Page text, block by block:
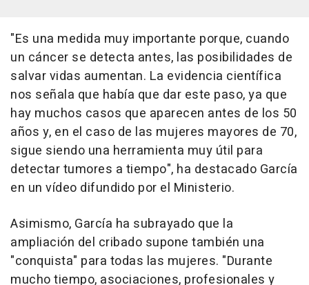
"Es una medida muy importante porque, cuando
un cáncer se detecta antes, las posibilidades de
salvar vidas aumentan. La evidencia científica
nos señala que había que dar este paso, ya que
hay muchos casos que aparecen antes de los 50
años y, en el caso de las mujeres mayores de 70,
sigue siendo una herramienta muy útil para
detectar tumores a tiempo", ha destacado García
en un vídeo difundido por el Ministerio.
Asimismo, García ha subrayado que la
ampliación del cribado supone también una
"conquista" para todas las mujeres. "Durante
mucho tiempo, asociaciones, profesionales y